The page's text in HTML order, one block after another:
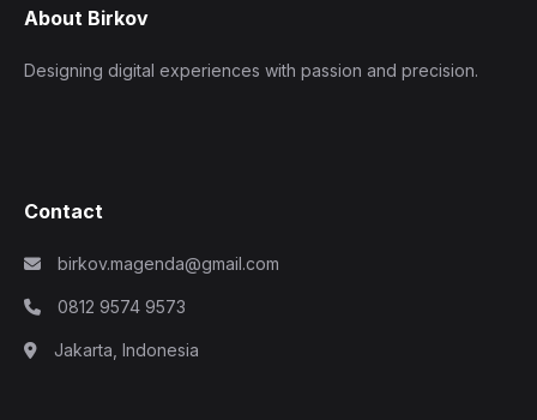
About Birkov
Designing digital experiences with passion and precision.
Contact
birkov.magenda@gmail.com
0812 9574 9573
Jakarta, Indonesia